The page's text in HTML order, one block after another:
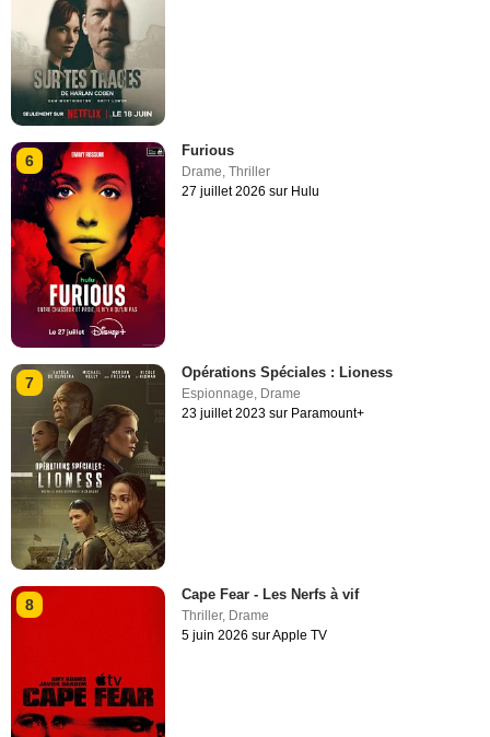
6
Furious
Drame,Thriller
27 juillet 2026 sur Hulu
7
Opérations Spéciales : Lioness
Espionnage, Drame
23 juillet 2023 sur Paramount+
8
Cape Fear - Les Nerfs à vif
Thriller, Drame
5 juin 2026 sur Apple TV